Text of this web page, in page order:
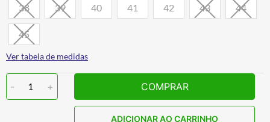
38 39 40 41 42 43 44
45
Ver tabela de medidas
- 1 + COMPRAR
ADICIONAR AO CARRINHO